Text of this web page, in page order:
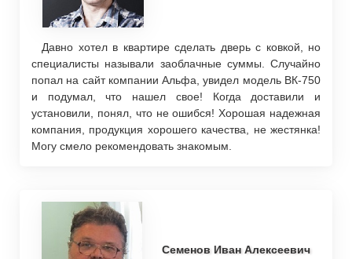
Давно хотел в квартире сделать дверь с ковкой, но
специалисты называли заоблачные суммы. Случайно
попал на сайт компании Альфа, увидел модель ВК-750
и подумал, что нашел свое! Когда доставили и
установили, понял, что не ошибся! Хорошая надежная
компания, продукция хорошего качества, не жестянка!
Могу смело рекомендовать знакомым.
Семенов Иван Алексеевич